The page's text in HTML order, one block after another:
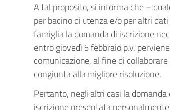
A tal proposito, si informa che –
per bacino di utenza e/o per altri
famiglia la domanda di iscrizione
entro giovedì 6 febbraio p.v.
comunicazione, al fine di
congiunta alla migliore risoluzione.
Pertanto, negli altri casi la domanda
iscrizione presentata